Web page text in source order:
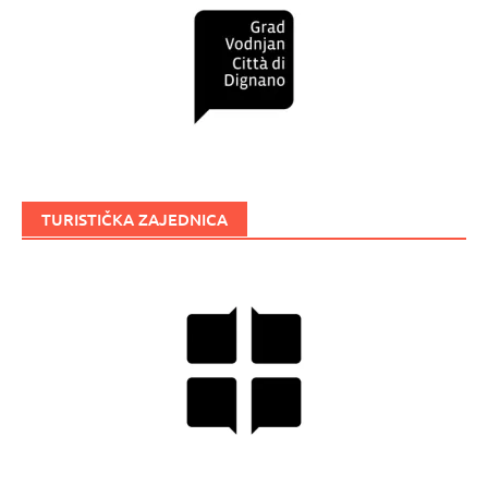
TURISTIČKA ZAJEDNICA